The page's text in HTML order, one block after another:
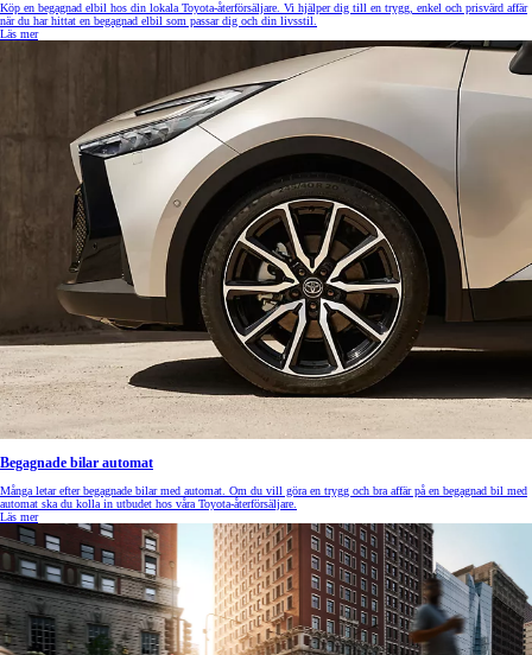
Köp en begagnad elbil hos din lokala Toyota-återförsäljare. Vi hjälper dig till en trygg, enkel och prisvärd affär
när du har hittat en begagnad elbil som passar dig och din livsstil.
Läs mer
Begagnade bilar automat
Många letar efter begagnade bilar med automat. Om du vill göra en trygg och bra affär på en begagnad bil med
automat ska du kolla in utbudet hos våra Toyota-återförsäljare.
Läs mer